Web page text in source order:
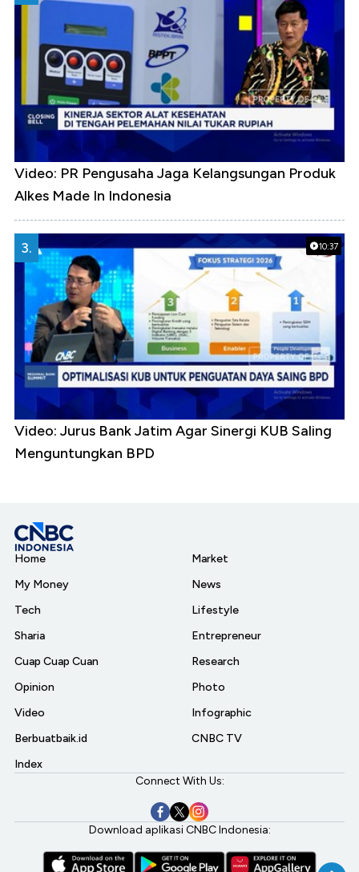
Video: PR Pengusaha Jaga Kelangsungan Produk
Alkes Made In Indonesia
10:37
3.
Video: Jurus Bank Jatim Agar Sinergi KUB Saling
Menguntungkan BPD
Home
My Money
Tech
Sharia
Cuap Cuap Cuan
Opinion
Video
Berbuatbaik.id
Index
Market
News
Lifestyle
Entrepreneur
Research
Photo
Infographic
CNBC TV
Connect With Us:
Download aplikasi CNBC Indonesia: